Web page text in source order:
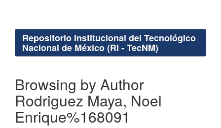
Repositorio Institucional del Tecnológico
Nacional de México (RI - TecNM)
Browsing by Author
Rodriguez Maya, Noel
Enrique%168091